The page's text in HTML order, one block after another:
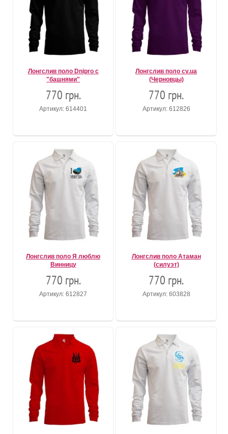
Лонгслив поло Dnipro с
"башнями"
770 грн.
Артикул: 614401
Лонгслив поло cv.ua
(Черновцы)
770 грн.
Артикул: 612826
Лонгслив поло Я люблю
Винницу
770 грн.
Артикул: 612827
Лонгслив поло Атаман
(силуэт)
770 грн.
Артикул: 603828